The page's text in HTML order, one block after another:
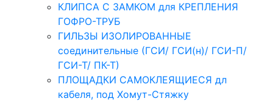
КЛИПСА С ЗАМКОМ для КРЕПЛЕНИЯ
ГОФРО-ТРУБ
ГИЛЬЗЫ ИЗОЛИРОВАННЫЕ
соединительные (ГСИ/ ГСИ(н)/ ГСИ-П/
ГСИ-Т/ ПК-Т)
ПЛОЩАДКИ САМОКЛЕЯЩИЕСЯ дл
кабеля, под Хомут-Стяжку